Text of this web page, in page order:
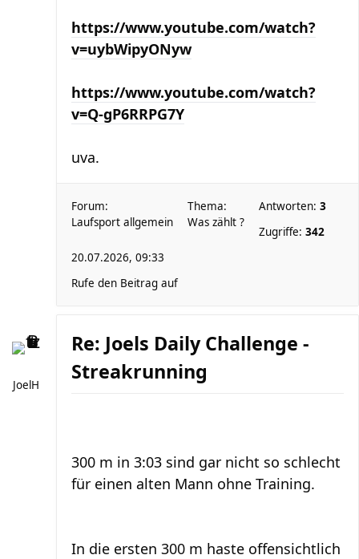
https://www.youtube.com/watch?
v=uybWipyONyw
https://www.youtube.com/watch?
v=Q-gP6RRPG7Y
uva.
Forum:
Laufsport allgemein
Thema:
Was zählt ?
Antworten: 3
Zugriffe: 342
20.07.2026, 09:33
Rufe den Beitrag auf
JoelH
Re: Joels Daily Challenge -
Streakrunning
300 m in 3:03 sind gar nicht so schlecht
für einen alten Mann ohne Training.
In die ersten 300 m haste offensichtlich